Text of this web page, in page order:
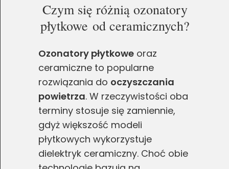
Czym się różnią ozonatory
płytkowe od ceramicznych?
Ozonatory płytkowe oraz
ceramiczne to popularne
rozwiązania do oczyszczania
powietrza. W rzeczywistości oba
terminy stosuje się zamiennie,
gdyż większość modeli
płytkowych wykorzystuje
dielektryk ceramiczny. Choć obie